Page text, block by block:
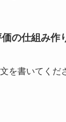
の仕組み作
を書いてくだ